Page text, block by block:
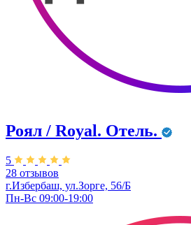
Роял / Royal. Отель.
5
28 отзывов
г.Избербаш, ул.Зорге, 56/Б
Пн-Вс 09:00-19:00